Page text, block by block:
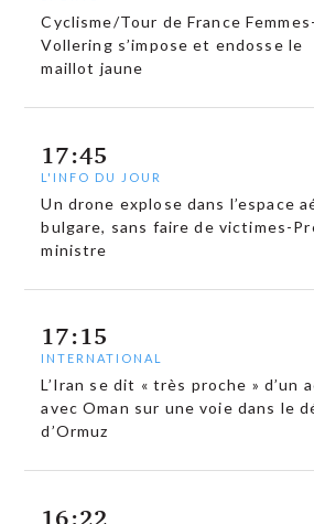
Cyclisme/Tour de France
Vollering s’impose et endosse le
maillot jaune
17:45
L'INFO DU JOUR
Un drone explose dans l’espace
bulgare, sans faire de victimes-
ministre
17:15
INTERNATIONAL
L’Iran se dit « très proche » d’un
avec Oman sur une voie dans le
d’Ormuz
16:22